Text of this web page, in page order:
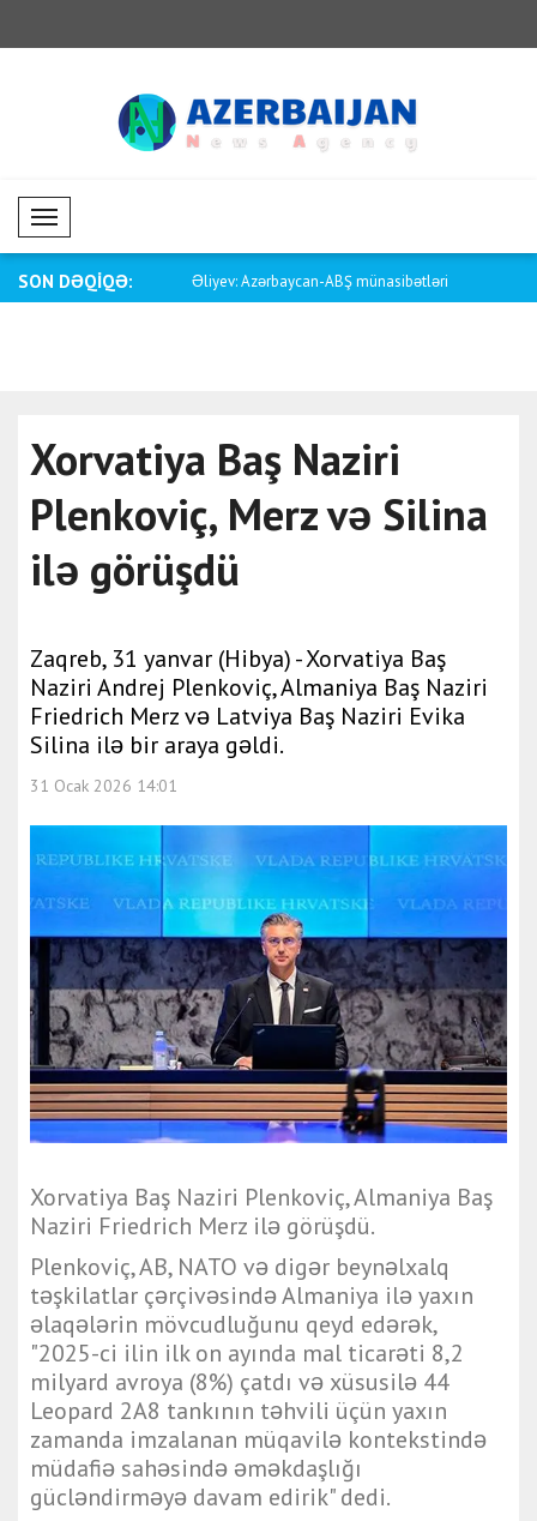
Mobil Menü
SON DƏQİQƏ:
ABŞ münasibətləri Vance: Bu, avtomobil işçilərinin bir maa..
Xorvatiya Baş Naziri
Plenkoviç, Merz və Silina
ilə görüşdü
Zaqreb, 31 yanvar (Hibya) - Xorvatiya Baş
Naziri Andrej Plenkoviç, Almaniya Baş Naziri
Friedrich Merz və Latviya Baş Naziri Evika
Silina ilə bir araya gəldi.
31 Ocak 2026 14:01
Xorvatiya Baş Naziri Plenkoviç, Almaniya Baş
Naziri Friedrich Merz ilə görüşdü.
Plenkoviç, AB, NATO və digər beynəlxalq
təşkilatlar çərçivəsində Almaniya ilə yaxın
əlaqələrin mövcudluğunu qeyd edərək,
"2025-ci ilin ilk on ayında mal ticarəti 8,2
milyard avroya (8%) çatdı və xüsusilə 44
Leopard 2A8 tankının təhvili üçün yaxın
zamanda imzalanan müqavilə kontekstində
müdafiə sahəsində əməkdaşlığı
gücləndirməyə davam edirik" dedi.